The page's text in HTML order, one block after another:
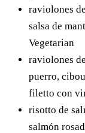
raviolones
salsa de
Vegetarian
raviolones
puerro,
filetto con
risotto de
salmón